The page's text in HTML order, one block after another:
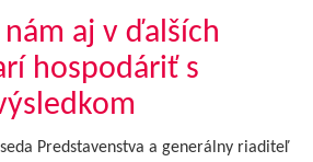
aj v ďalších
hospodáriť s
Predstavenstva a generálny riaditeľ